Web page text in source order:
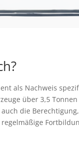
als Nachweis
über 3,5
die